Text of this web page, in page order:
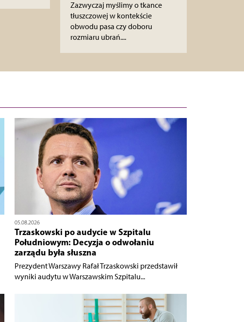
Zazwyczaj myślimy o tkance
tłuszczowej w kontekście
obwodu pasa czy doboru
rozmiaru ubrań....
05.08.2026
Trzaskowski po audycie w Szpitalu
Południowym: Decyzja o odwołaniu
zarządu była słuszna
Prezydent Warszawy Rafał Trzaskowski przedstawił
wyniki audytu w Warszawskim Szpitalu...